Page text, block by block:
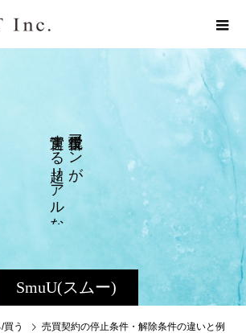
SmuU(スムー)
マ
ン
が
す
る
リ
ア
ル
な
買う 売買契約の停止条件・解除条件の違いと例